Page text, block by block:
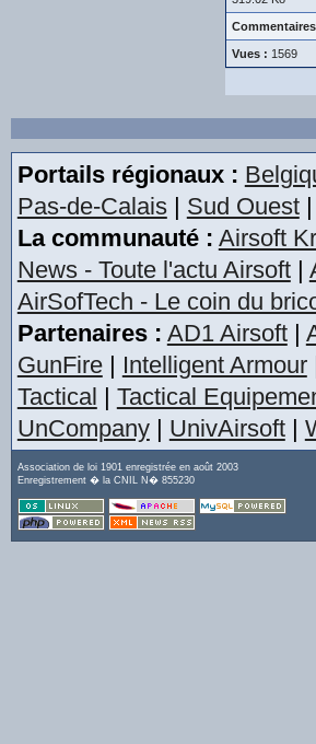
Vues : 1569
Portails régionaux :
Pas-de-Calais| Sud Ouest|
La communauté : Airsoft
News - Toute l'actu Airsoft|
AirSofTech - Le coin du
Partenaires : AD1 Airsoft|
GunFire| Intelligent Armour
Tactical | Tactical
UnCompany| UnivAirsoft|
Association de loi 1901 enregistrée en août 2003
Enregistrement � la CNIL N� 855230